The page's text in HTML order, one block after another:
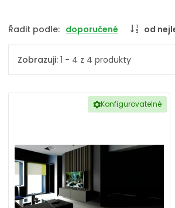
Řadit podle: doporučené od
Zobrazuji: 1 - 4 z 4 produkty
Konfigurovatelné